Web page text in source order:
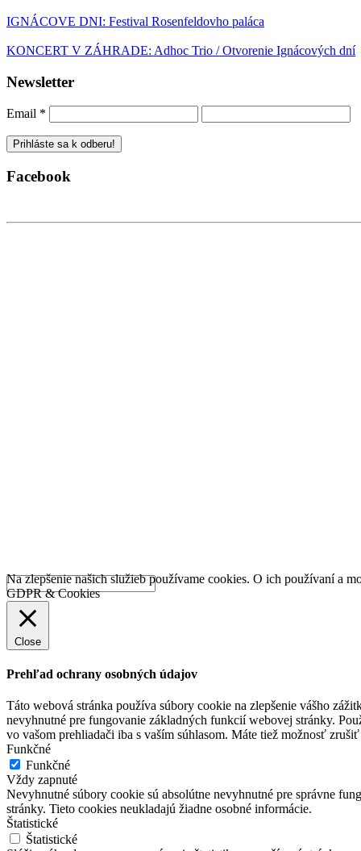
IGNÁCOVE DNI: Festival Rosenfeldovho paláca
KONCERT V ZÁHRADE: Adhoc Trio / Otvorenie Ignácových dní
Newsletter
Email *
Facebook
Na zlepšenie našich služieb používame cookies. O ich používaní a
GDPR & Cookies
Close
Prehľad ochrany osobných údajov
Táto webová stránka používa súbory cookie na zlepšenie vášho
nevyhnutné pre fungovanie základných funkcií webovej stránky.
vo vašom prehliadači iba s vaším súhlasom. Máte tiež možnosť
Funkčné
Funkčné
Vždy zapnuté
Nevyhnutné súbory cookie sú absolútne nevyhnutné pre správne
stránky. Tieto cookies neukladajú žiadne osobné informácie.
Štatistické
Štatistické